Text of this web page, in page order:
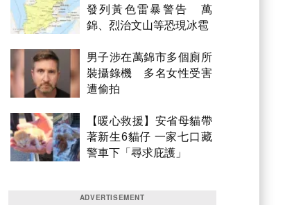
發列黃色雷暴警告 萬
錦、烈治文山等恐現冰雹
男子涉在萬錦市多個廁所
裝攝錄機 多名女性受害
遭偷拍
【暖心救援】安省母貓帶
著新生6貓仔 一家七口藏
警車下「尋求庇護」